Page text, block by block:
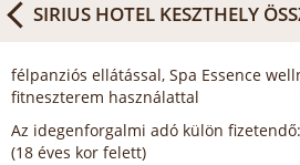
SIRIUS HOTEL KESZTHELY
félpanziós ellátással, Spa Essence
fitneszterem használattal
Az idegenforgalmi adó külön
(18 éves kor felett)